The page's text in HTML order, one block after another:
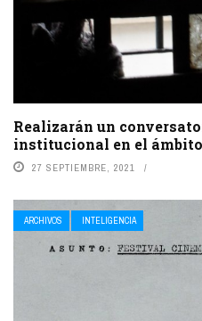
Realizarán un
institucional en el
27 SEPTIEMBRE, 2021
ARCHIVOS INTELIGENCIA